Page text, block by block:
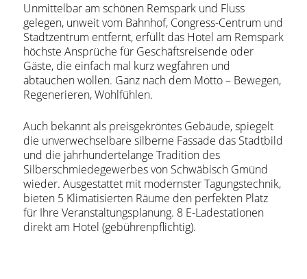
Unmittelbar am schönen Remspark und Fluss
gelegen, unweit vom Bahnhof, Congress-Centrum und
Stadtzentrum entfernt, erfüllt das Hotel am Remspark
höchste Ansprüche für Geschäftsreisende oder
Gäste, die einfach mal kurz wegfahren und
abtauchen wollen. Ganz nach dem Motto – Bewegen,
Regenerieren, Wohlfühlen.
Auch bekannt als preisgekröntes Gebäude, spiegelt
die unverwechselbare silberne Fassade das Stadtbild
und die jahrhundertelange Tradition des
Silberschmiedegewerbes von Schwäbisch Gmünd
wieder. Ausgestattet mit modernster Tagungstechnik,
bieten 5 Klimatisierten Räume den perfekten Platz
für Ihre Veranstaltungsplanung. 8 E-Ladestationen
direkt am Hotel (gebührenpflichtig).